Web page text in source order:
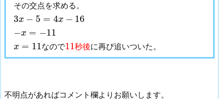
その交点を求める。
3x − 5 = 4x − 16
3x 5= x−16
−x = −11
x=−
x = 11
x=11 なので11
11 秒後に再び追いついた。
不明点があればコメント欄よりお願いします。